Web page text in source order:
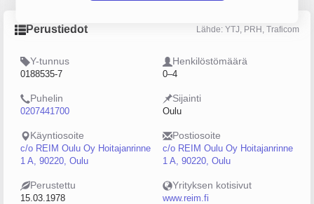
Perustiedot Lähde: YTJ, PRH, Traficom
Y-tunnus
0188535-7
Henkilöstömäärä
0–4
Puhelin
0207441700
Sijainti
Oulu
Käyntiosoite
c/o REIM Oulu Oy Hoitajanrinne
1 A, 90220, Oulu
Postiosoite
c/o REIM Oulu Oy Hoitajanrinne
1 A, 90220, Oulu
Perustettu
15.03.1978
Yrityksen kotisivut
www.reim.fi